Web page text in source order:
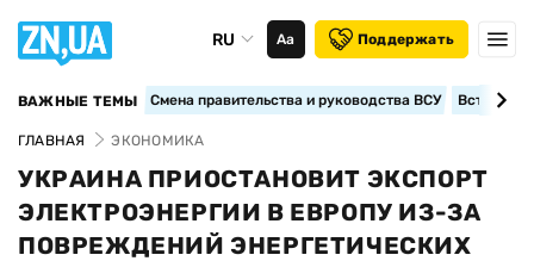
RU Аа Поддержать
ВАЖНЫЕ ТЕМЫ Смена правительства и руководства ВСУ
ГЛАВНАЯ ЭКОНОМИКА
УКРАИНА ПРИОСТАНОВИТ ЭКСПОРТ
ЭЛЕКТРОЭНЕРГИИ В ЕВРОПУ ИЗ-ЗА
ПОВРЕЖДЕНИЙ ЭНЕРГЕТИЧЕСКИХ